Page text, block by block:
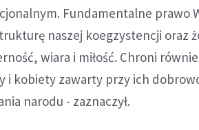
Fundamentalne prawo
naszej koegzystencji oraz
wiara i miłość. Chroni
i kobiety zawarty przy ich
narodu - zaznaczył.